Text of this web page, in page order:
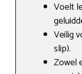
Voelt
Veilig
slip).
Zowel